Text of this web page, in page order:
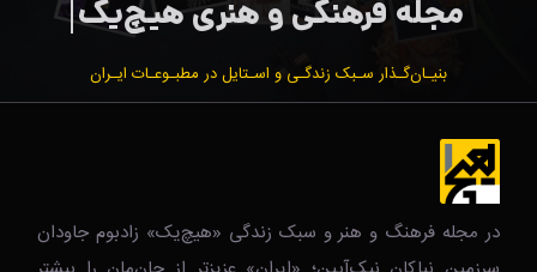
بنیـان‌گـذار سـبک زندگـی و اسـتایل در مطبـوعـات ایـران
در مجله فرهنگ و هنر و سبک زندگی‌ «هیچ‌یک» زادبوم جاودان